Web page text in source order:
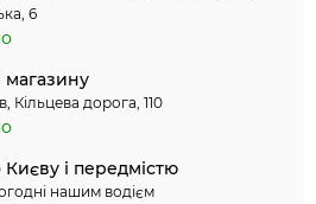
6
магазину
Кільцева дорога, 110
і передмістю
нашим водієм